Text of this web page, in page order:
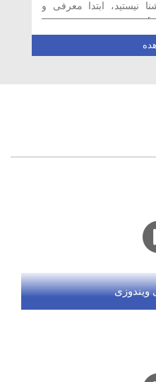
نیستید، ابتدا معرفی و
ویندوزی